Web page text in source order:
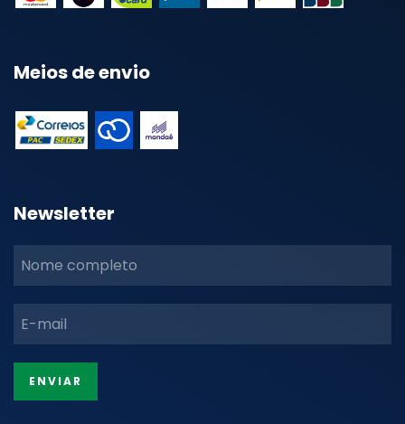
Meios de envio
Newsletter